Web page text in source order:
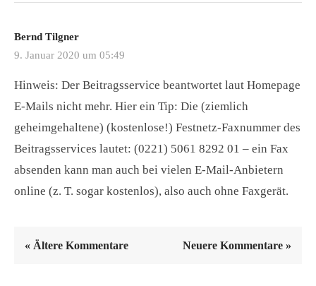
Bernd Tilgner
9. Januar 2020 um 05:49
Hinweis: Der Beitragsservice beantwortet laut Homepage
E-Mails nicht mehr. Hier ein Tip: Die (ziemlich
geheimgehaltene) (kostenlose!) Festnetz-Faxnummer des
Beitragsservices lautet: (0221) 5061 8292 01 – ein Fax
absenden kann man auch bei vielen E-Mail-Anbietern
online (z. T. sogar kostenlos), also auch ohne Faxgerät.
« Ältere Kommentare Neuere Kommentare »